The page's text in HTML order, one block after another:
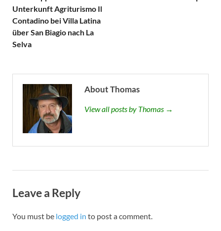
Unterkunft Agriturismo Il
Contadino bei Villa Latina
über San Biagio nach La
Selva
About Thomas
View all posts by Thomas →
Leave a Reply
You must be logged in to post a comment.